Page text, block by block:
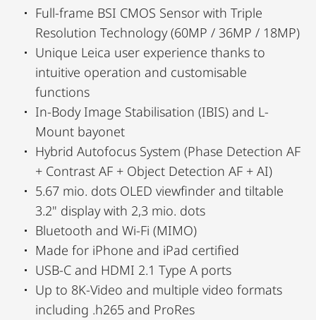
Full-frame BSI CMOS Sensor with Triple
Resolution Technology (60MP / 36MP / 18MP)
Unique Leica user experience thanks to
intuitive operation and customisable
functions
In-Body Image Stabilisation (IBIS) and L-
Mount bayonet
Hybrid Autofocus System (Phase Detection AF
+ Contrast AF + Object Detection AF + AI)
5.67 mio. dots OLED viewfinder and tiltable
3.2" display with 2,3 mio. dots
Bluetooth and Wi-Fi (MIMO)
Made for iPhone and iPad certified
USB-C and HDMI 2.1 Type A ports
Up to 8K-Video and multiple video formats
including .h265 and ProRes